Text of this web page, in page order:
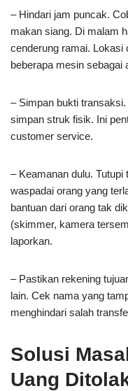
– Hindari jam puncak.
makan siang. Di malam
cenderung ramai. Lokasi
beberapa mesin sebagai
– Simpan bukti
simpan struk fisik. Ini
customer service.
– Keamanan dulu.
waspadai orang yang
bantuan dari orang tak
(skimmer, kamera
laporkan.
– Pastikan rekening
lain. Cek nama yang
menghindari salah
Solusi
Uang